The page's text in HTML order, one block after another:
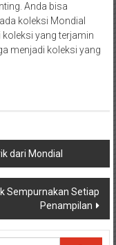
Anda bisa
koleksi Mondial
koleksi yang terjamin
menjadi koleksi yang
dari Mondial
Sempurnakan Setiap
Penampilan